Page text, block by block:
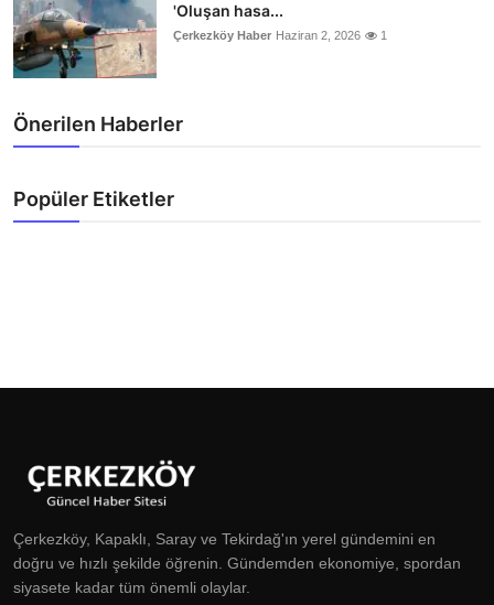
'Oluşan hasa...
Çerkezköy Haber Haziran 2, 2026 1
Önerilen Haberler
Popüler Etiketler
Çerkezköy, Kapaklı, Saray ve Tekirdağ'ın yerel gündemini en
doğru ve hızlı şekilde öğrenin. Gündemden ekonomiye, spordan
siyasete kadar tüm önemli olaylar.